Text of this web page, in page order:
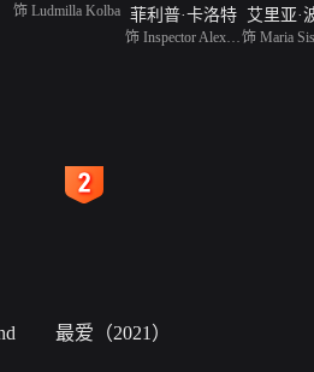
饰 Ludmilla Kolba 菲利普·卡洛特 艾里亚·
最爱（2021）